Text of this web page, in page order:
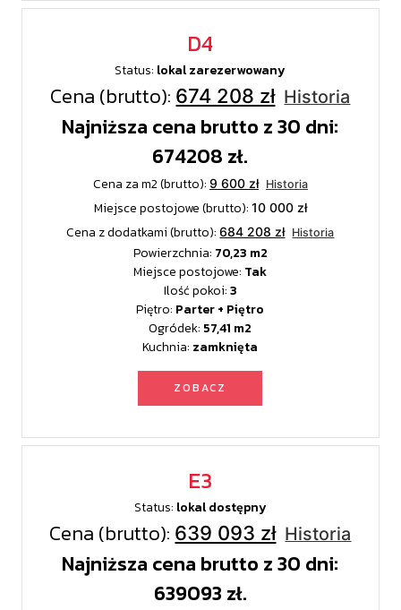
D4
Status: lokal zarezerwowany
Cena (brutto): 674 208 zł Historia
Najniższa cena brutto z 30 dni:
674208 zł.
Cena za m2 (brutto): 9 600 zł Historia
Miejsce postojowe (brutto): 10 000 zł
Cena z dodatkami (brutto):684 208 zł Historia
Powierzchnia: 70,23
Miejsce postojowe: Tak
Ilość pokoi:3
Piętro: Parter + Piętro
Ogródek: 57,41
Kuchnia: zamknięta
ZOBACZ
E3
Status: lokal dostępny
Cena (brutto): 639 093 zł Historia
Najniższa cena brutto z 30 dni:
639093 zł.